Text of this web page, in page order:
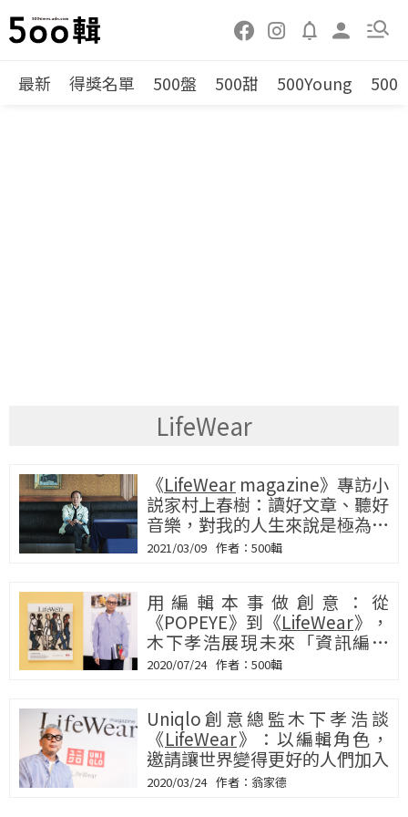
最新 得獎名單 500盤 500甜 500Young 500
LifeWear
《LifeWear magazine》專訪小
説家村上春樹：讀好文章、聽好
音樂，對我的人生來說是極為重
要的事
2021/03/09 500輯
用編輯本事做創意：從
《POPEYE》到《LifeWear》，
木下孝浩展現未來「資訊編輯
力」的重要
2020/07/24 500輯
Uniqlo創意總監木下孝浩談
《LifeWear》：以編輯角色，
邀請讓世界變得更好的人們加入
2020/03/24 翁家德